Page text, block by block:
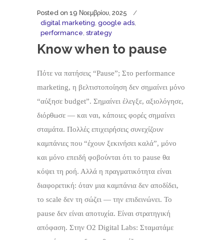
Posted on 19 Νοεμβρίου, 2025
digital marketing, google ads,
performance, strategy
Know when to pause
Πότε να πατήσεις “Pause”; Στο performance
marketing, η βελτιστοποίηση δεν σημαίνει μόνο
“αύξησε budget”. Σημαίνει έλεγξε, αξιολόγησε,
διόρθωσε — και ναι, κάποιες φορές σημαίνει
σταμάτα. Πολλές επιχειρήσεις συνεχίζουν
καμπάνιες που “έχουν ξεκινήσει καλά”, μόνο
και μόνο επειδή φοβούνται ότι το pause θα
κόψει τη ροή. Αλλά η πραγματικότητα είναι
διαφορετική: όταν μια καμπάνια δεν αποδίδει,
το scale δεν τη σώζει — την επιδεινώνει. Το
pause δεν είναι αποτυχία. Είναι στρατηγική
απόφαση. Στην O2 Digital Labs: Σταματάμε